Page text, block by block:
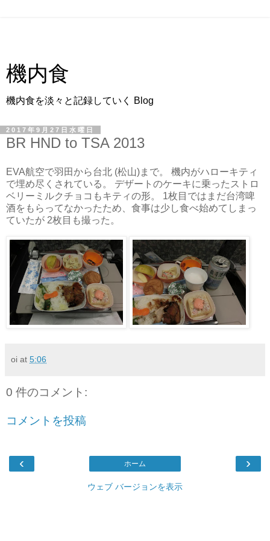
機内食
機内食を淡々と記録していく Blog
2017年9月27日水曜日
BR HND to TSA 2013
EVA航空で羽田から台北 (松山)まで。 機内がハローキティ
で埋め尽くされている。 デザートのケーキに乗ったストロ
ベリーミルクチョコもキティの形。 1枚目ではまだ台湾啤
酒をもらってなかったため、食事は少し食べ始めてしまっ
ていたが 2枚目も撮った。
oi at 5:06
0 件のコメント:
コメントを投稿
‹ ›
ホーム
ウェブ バージョンを表示